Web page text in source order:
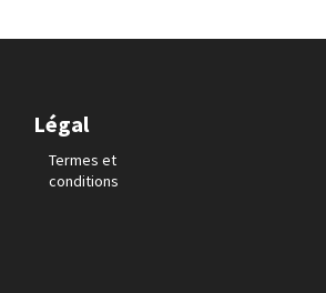
Légal
Termes et
conditions